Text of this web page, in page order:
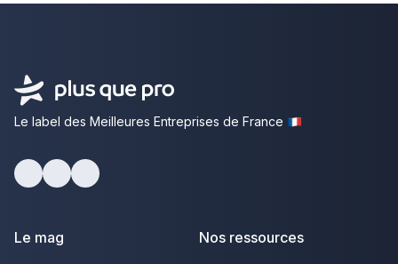
Le label des Meilleures Entreprises de France
Le mag Nos ressources